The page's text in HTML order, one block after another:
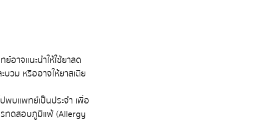
อาจแนะนำให้ใช้ยาลด
วม หรืออาจให้ยาสเตีย
บแพทย์เป็นประจำ เพื่อ
ทดสอบภูมิแพ้ (Allergy